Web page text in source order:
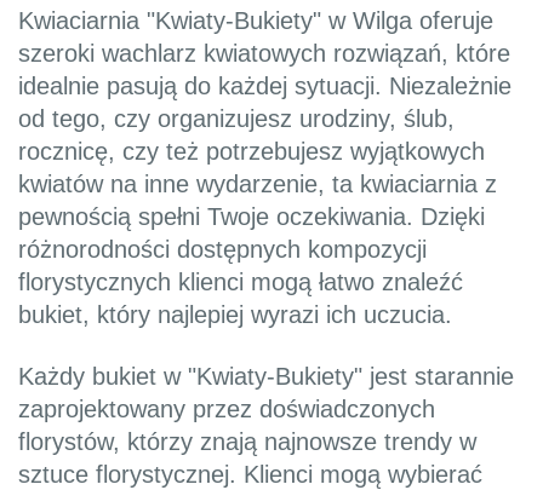
Kwiaciarnia "Kwiaty-Bukiety" w Wilga oferuje
szeroki wachlarz kwiatowych rozwiązań, które
idealnie pasują do każdej sytuacji. Niezależnie
od tego, czy organizujesz urodziny, ślub,
rocznicę, czy też potrzebujesz wyjątkowych
kwiatów na inne wydarzenie, ta kwiaciarnia z
pewnością spełni Twoje oczekiwania. Dzięki
różnorodności dostępnych kompozycji
florystycznych klienci mogą łatwo znaleźć
bukiet, który najlepiej wyrazi ich uczucia.
Każdy bukiet w "Kwiaty-Bukiety" jest starannie
zaprojektowany przez doświadczonych
florystów, którzy znają najnowsze trendy w
sztuce florystycznej. Klienci mogą wybierać